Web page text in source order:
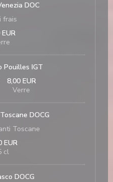
DOC
frais
Pouilles IGT
8,00 EUR
Verre
DOCG
Toscane
EUR
cl
DOCG